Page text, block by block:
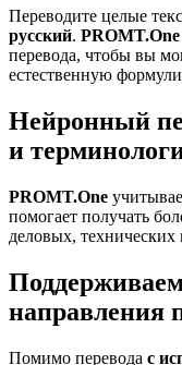
Переводите целые
русский. PROMT.One
перевода, чтобы вы
естественную
Нейронный
и
PROMT.One
помогает получать
деловых, технических
направления
Помимо перевода с